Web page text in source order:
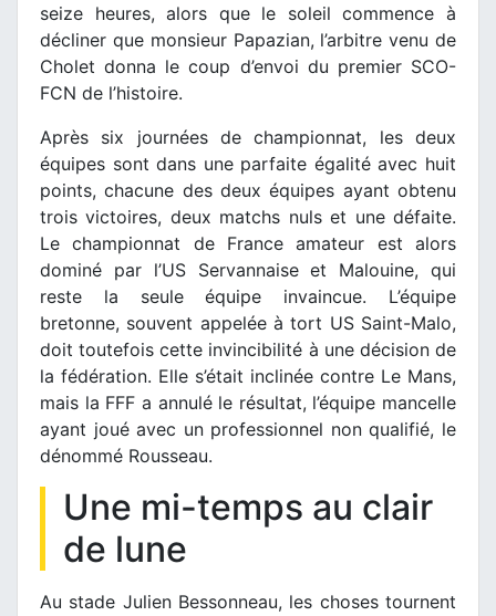
seize heures, alors que le soleil commence à
décliner que monsieur Papazian, l’arbitre venu de
Cholet donna le coup d’envoi du premier SCO-
FCN de l’histoire.
Après six journées de championnat, les deux
équipes sont dans une parfaite égalité avec huit
points, chacune des deux équipes ayant obtenu
trois victoires, deux matchs nuls et une défaite.
Le championnat de France amateur est alors
dominé par l’US Servannaise et Malouine, qui
reste la seule équipe invaincue. L’équipe
bretonne, souvent appelée à tort US Saint-Malo,
doit toutefois cette invincibilité à une décision de
la fédération. Elle s’était inclinée contre Le Mans,
mais la FFF a annulé le résultat, l’équipe mancelle
ayant joué avec un professionnel non qualifié, le
dénommé Rousseau.
Une mi-temps au clair
de lune
Au stade Julien Bessonneau, les choses tournent